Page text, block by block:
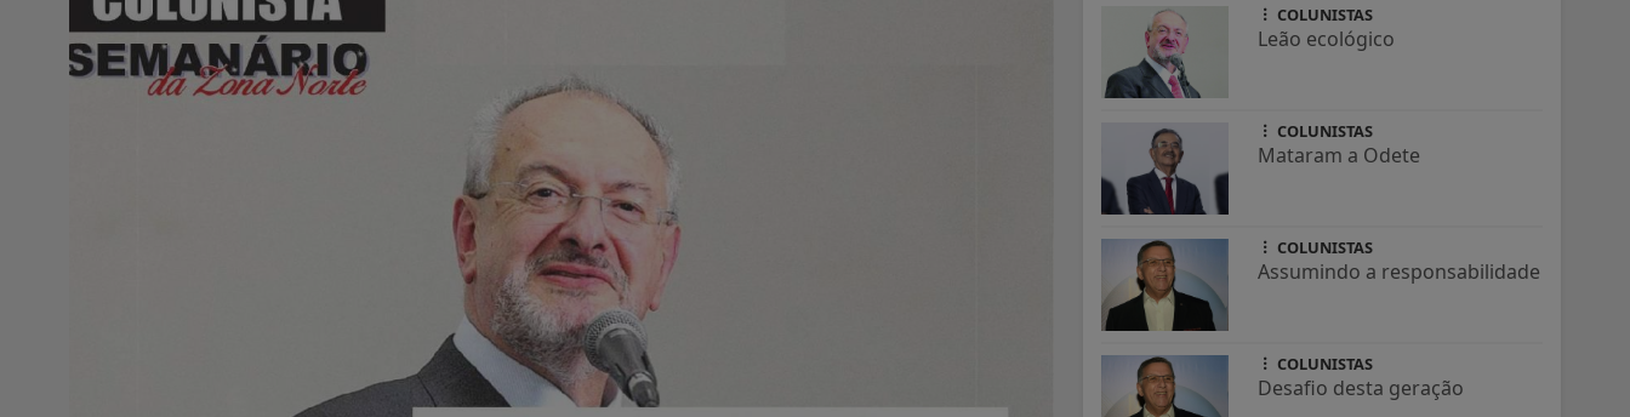
COLUNISTAS
Leão ecológico
COLUNISTAS
Mataram a Odete
COLUNISTAS
Assumindo a responsabilidade
COLUNISTAS
Desafio desta geração